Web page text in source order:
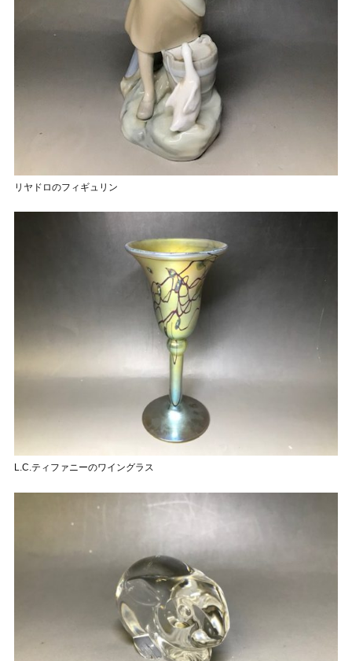
リヤドロのフィギュリン
L.C.ティファニーのワイングラス